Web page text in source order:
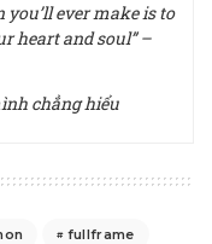
you’ll ever make is to
heart and soul” –
chẳng hiểu
fullframe